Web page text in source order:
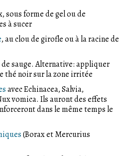
sous forme de gel ou de
à sucer
, au clou de girofle ou à la racine de
sauge. Alternative: appliquer
thé noir sur la zone irritée
avec Echinacea, Salvia,
vomica. Ils auront des effets
dans le même temps le
(Borax et Mercurius